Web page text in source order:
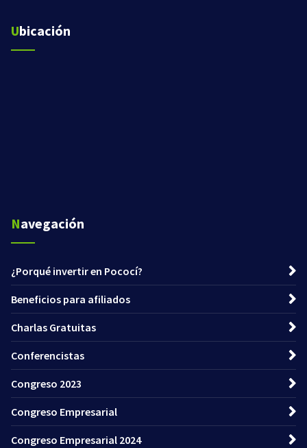
Ubicación
Navegación
¿Porqué invertir en Pococí?
Beneficios para afiliados
Charlas Gratuitas
Conferencistas
Congreso 2023
Congreso Empresarial
Congreso Empresarial 2024